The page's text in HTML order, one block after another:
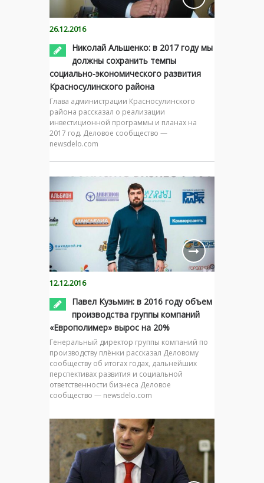
26.12.2016
Николай Альшенко: в 2017 году мы
должны сохранить темпы
социально-экономического развития
Красносулинского района
Глава администрации Красносулинского
района рассказал о реализации
инвестиционной программы и планах на
2017 год. Деловое сообщество —
newsdelo.com
12.12.2016
Павел Кузьмин: в 2016 году объем
производства группы компаний
«Европолимер» вырос на 20%
Генеральный директор группы компаний по
производству плёнки рассказал Деловому
сообществу об итогах годах, дальнейших
перспективах развития и социальной
ответственности бизнеса Деловое
сообщество — newsdelo.com